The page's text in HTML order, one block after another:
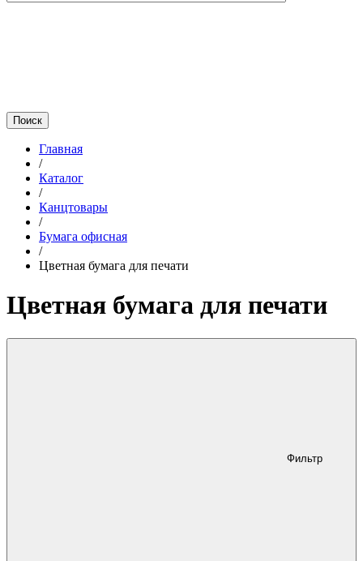
Главная
/
Каталог
/
Канцтовары
/
Бумага офисная
/
Цветная бумага для печати
Цветная бумага для печати
Фильтр